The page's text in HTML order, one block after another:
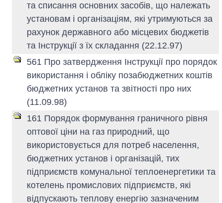
та списання основних засобів, що належать
установам і організаціям, які утримуються за
рахунок державного або місцевих бюджетів
та Інструкції з їх складання (22.12.97)
561 Про затвердження Інструкції про порядок
використання і обліку позабюджетних коштів
бюджетних установ та звітності про них
(11.09.98)
161 Порядок формування граничного рівня
оптової ціни на газ природний, що
використовується для потреб населення,
бюджетних установ і організацій, тих
підприємств комунальної теплоенергетики та
котелень промислових підприємств, які
відпускають теплову енергію зазначеним